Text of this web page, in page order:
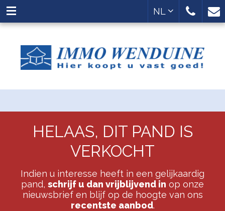
NL
HELAAS, DIT PAND IS
VERKOCHT
Indien u interesse heeft in een gelijkaardig
pand, schrijf u dan vrijblijvend in op onze
nieuwsbrief en blijf op de hoogte van ons
recentste aanbod.